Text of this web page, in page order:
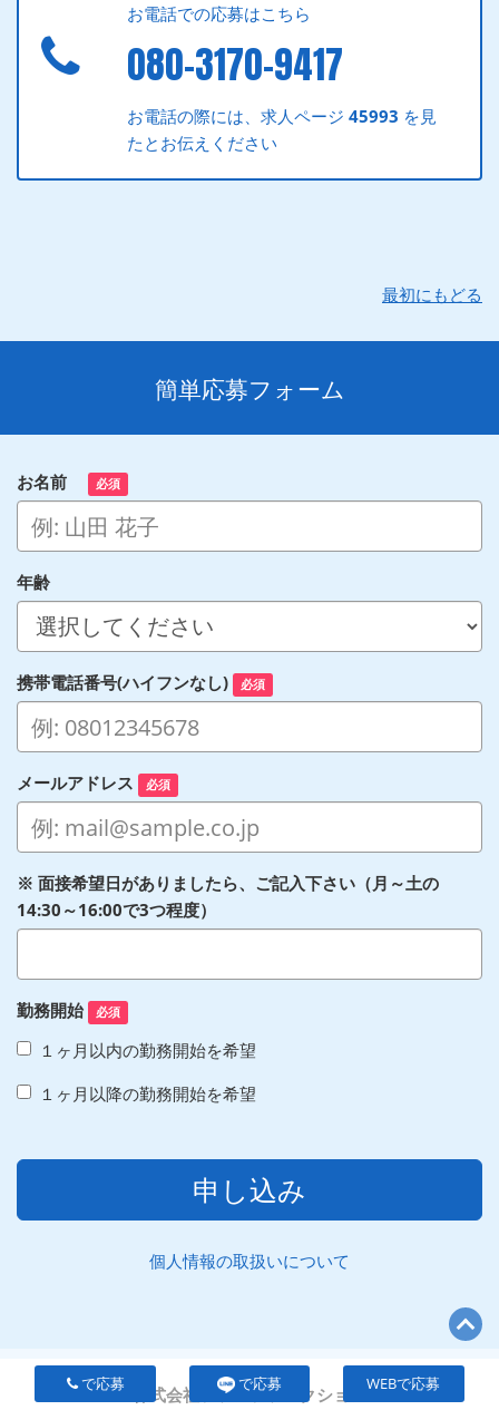
お電話での応募はこちら
080-3170-9417
お電話の際には、求人ページ45993 を見
たとお伝えください
最初にもどる
簡単応募フォーム
お名前 必須
年齢
携帯電話番号(ハイフンなし) 必須
メールアドレス 必須
※ 面接希望日がありましたら、ご記入下さい（月～土の
14:30～16:00で3つ程度）
勤務開始 必須
１ヶ月以内の勤務開始を希望
１ヶ月以降の勤務開始を希望
申し込み
個人情報の取扱いについて
で応募 で応募 WEBで応募
株式会社ファンファンクション